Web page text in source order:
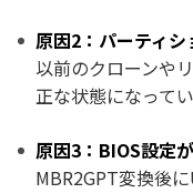
原因2：パーティ
以前のクローンや
正な状態になって
原因3：BIOS設定
MBR2GPT変換後